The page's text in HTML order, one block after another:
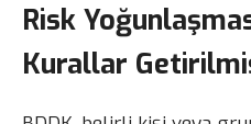
Risk
Kurallar